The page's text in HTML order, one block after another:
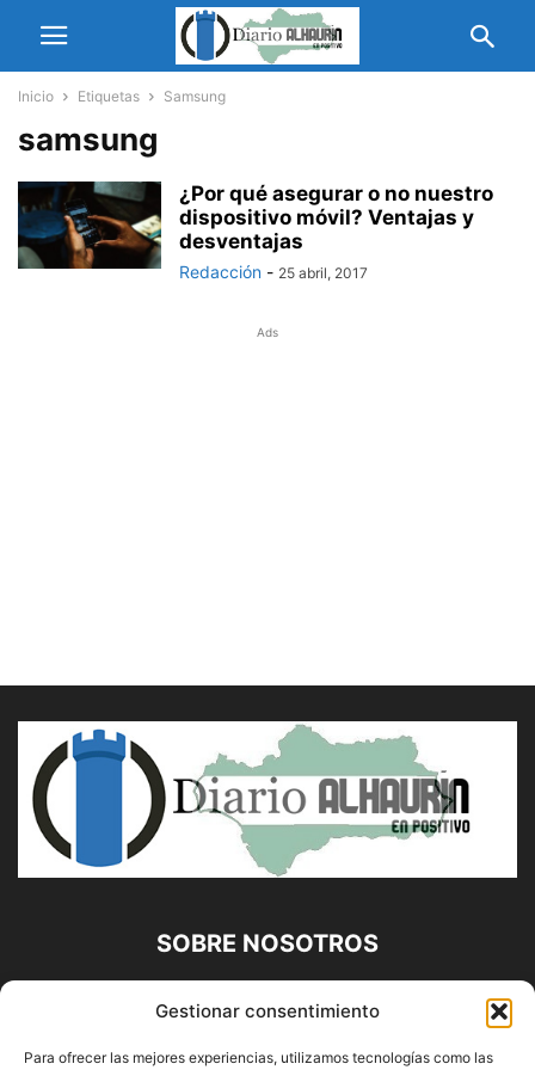
Gestionar consentimiento
Para ofrecer las mejores experiencias, utilizamos tecnologías como las
Inicio Etiquetas Samsung
samsung
¿Por qué asegurar o no nuestro
dispositivo móvil? Ventajas y
desventajas
Redacción - 25 abril, 2017
Ads
SOBRE NOSOTROS
Diario Alhaurín (www.alhaurindelatorre.com) Propiedad de
Francisco E. López López | 639 95 71 95 | Noticias de
Alhaurín de la Torre, Málaga y Provincia|